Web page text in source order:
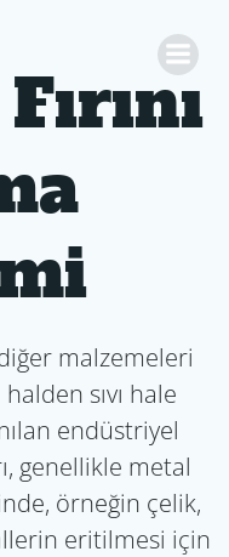
malzemeleri
sıvı hale
endüstriyel
genellikle metal
örneğin çelik,
eritilmesi için